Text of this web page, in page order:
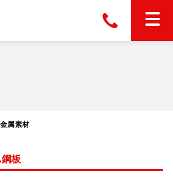
ロック
金属素材
板